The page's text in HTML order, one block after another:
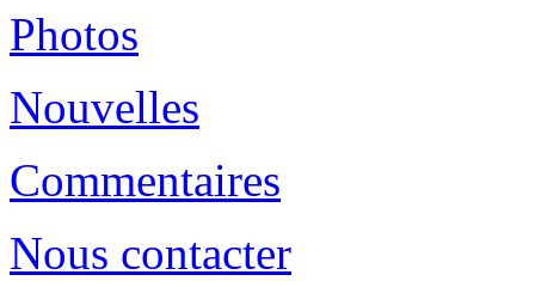
Photos
Nouvelles
Commentaires
Nous contacter